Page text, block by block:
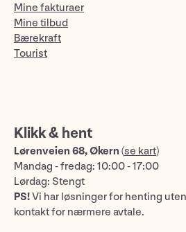
Mine fakturaer
Mine tilbud
Bærekraft
Tourist
Klikk & hent
Lørenveien 68, Økern (se kart)
Mandag - fredag: 10:00 - 17:00
Lørdag: Stengt
PS!Vi har løsninger for henting
kontakt for nærmere avtale.